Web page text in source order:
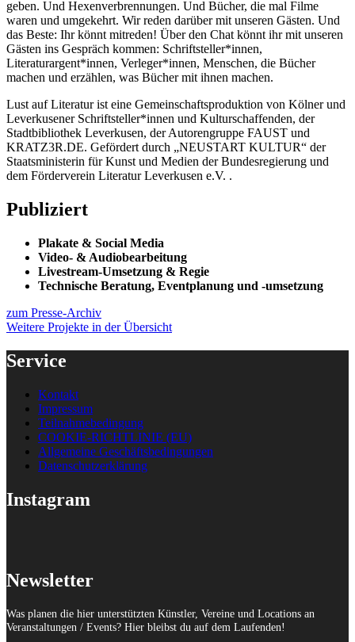
geben. Und Hexenverbrennungen. Und Bücher, die mal Filme
waren und umgekehrt. Wir reden darüber mit unseren Gästen. Und
das Beste: Ihr könnt mitreden! Über den Chat könnt ihr mit unseren
Gästen ins Gespräch kommen: Schriftsteller*innen,
Literaturargent*innen, Verleger*innen, Menschen, die Bücher
machen und erzählen, was Bücher mit ihnen machen.
Lust auf Literatur ist eine Gemeinschaftsproduktion von Kölner und
Leverkusener Schriftsteller*innen und Kulturschaffenden, der
Stadtbibliothek Leverkusen, der Autorengruppe FAUST und
KRATZ3R.DE. Gefördert durch „NEUSTART KULTUR“ der
Staatsministerin für Kunst und Medien der Bundesregierung und
dem Förderverein Literatur Leverkusen e.V. .
Publiziert
Plakate & Social Media
Video- & Audiobearbeitung
Livestream-Umsetzung & Regie
Technische Beratung, Eventplanung und -umsetzung
zum Presse-Archiv
Weitere Projekte in der Übersicht
Service
Kontakt
Impressum
Teilnahmebedingung
COOKIE-RICHTLINIE (EU)
Allgemeine Geschäftsbedingungen
Datenschutzerklärung
Instagram
Newsletter
Was planen die hier unterstützten Künstler, Vereine und Locations an
Veranstaltungen / Events? Hier bleibst du auf dem Laufenden!